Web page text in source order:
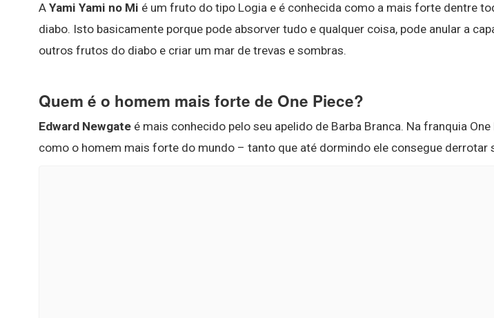
A Yami Yami no Mi é um fruto do tipo Logia e é conhecida como a mais forte dentre
diabo. Isto basicamente porque pode absorver tudo e qualquer coisa, pode anular a
outros frutos do diabo e criar um mar de trevas e sombras.
Quem é o homem mais forte de One Piece?
Edward Newgate é mais conhecido pelo seu apelido de Barba Branca. Na franquia
como o homem mais forte do mundo – tanto que até dormindo ele consegue derrotar